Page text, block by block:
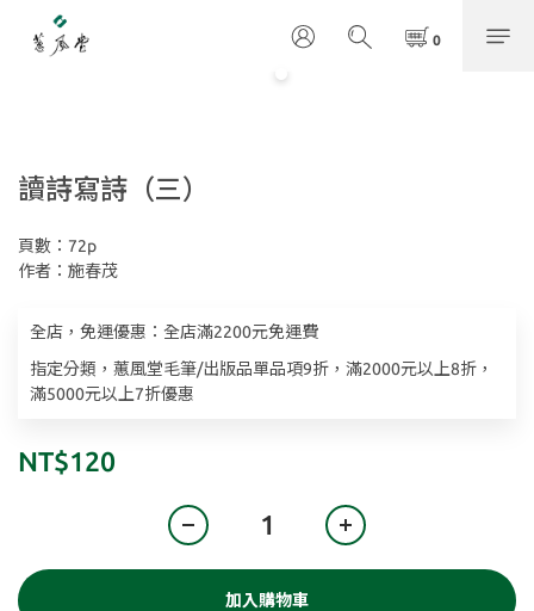
讀詩寫詩（三）
頁數：72p
作者：施春茂
全店，免運優惠：全店滿2200元免運費
指定分類，蕙風堂毛筆/出版品單品項9折，滿2000元以上8折，
滿5000元以上7折優惠
NT$120
加入購物車